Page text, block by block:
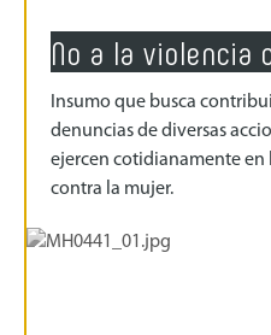
No a la
Insumo que busca
denuncias de diversas
ejercen cotidianamente
contra la mujer.